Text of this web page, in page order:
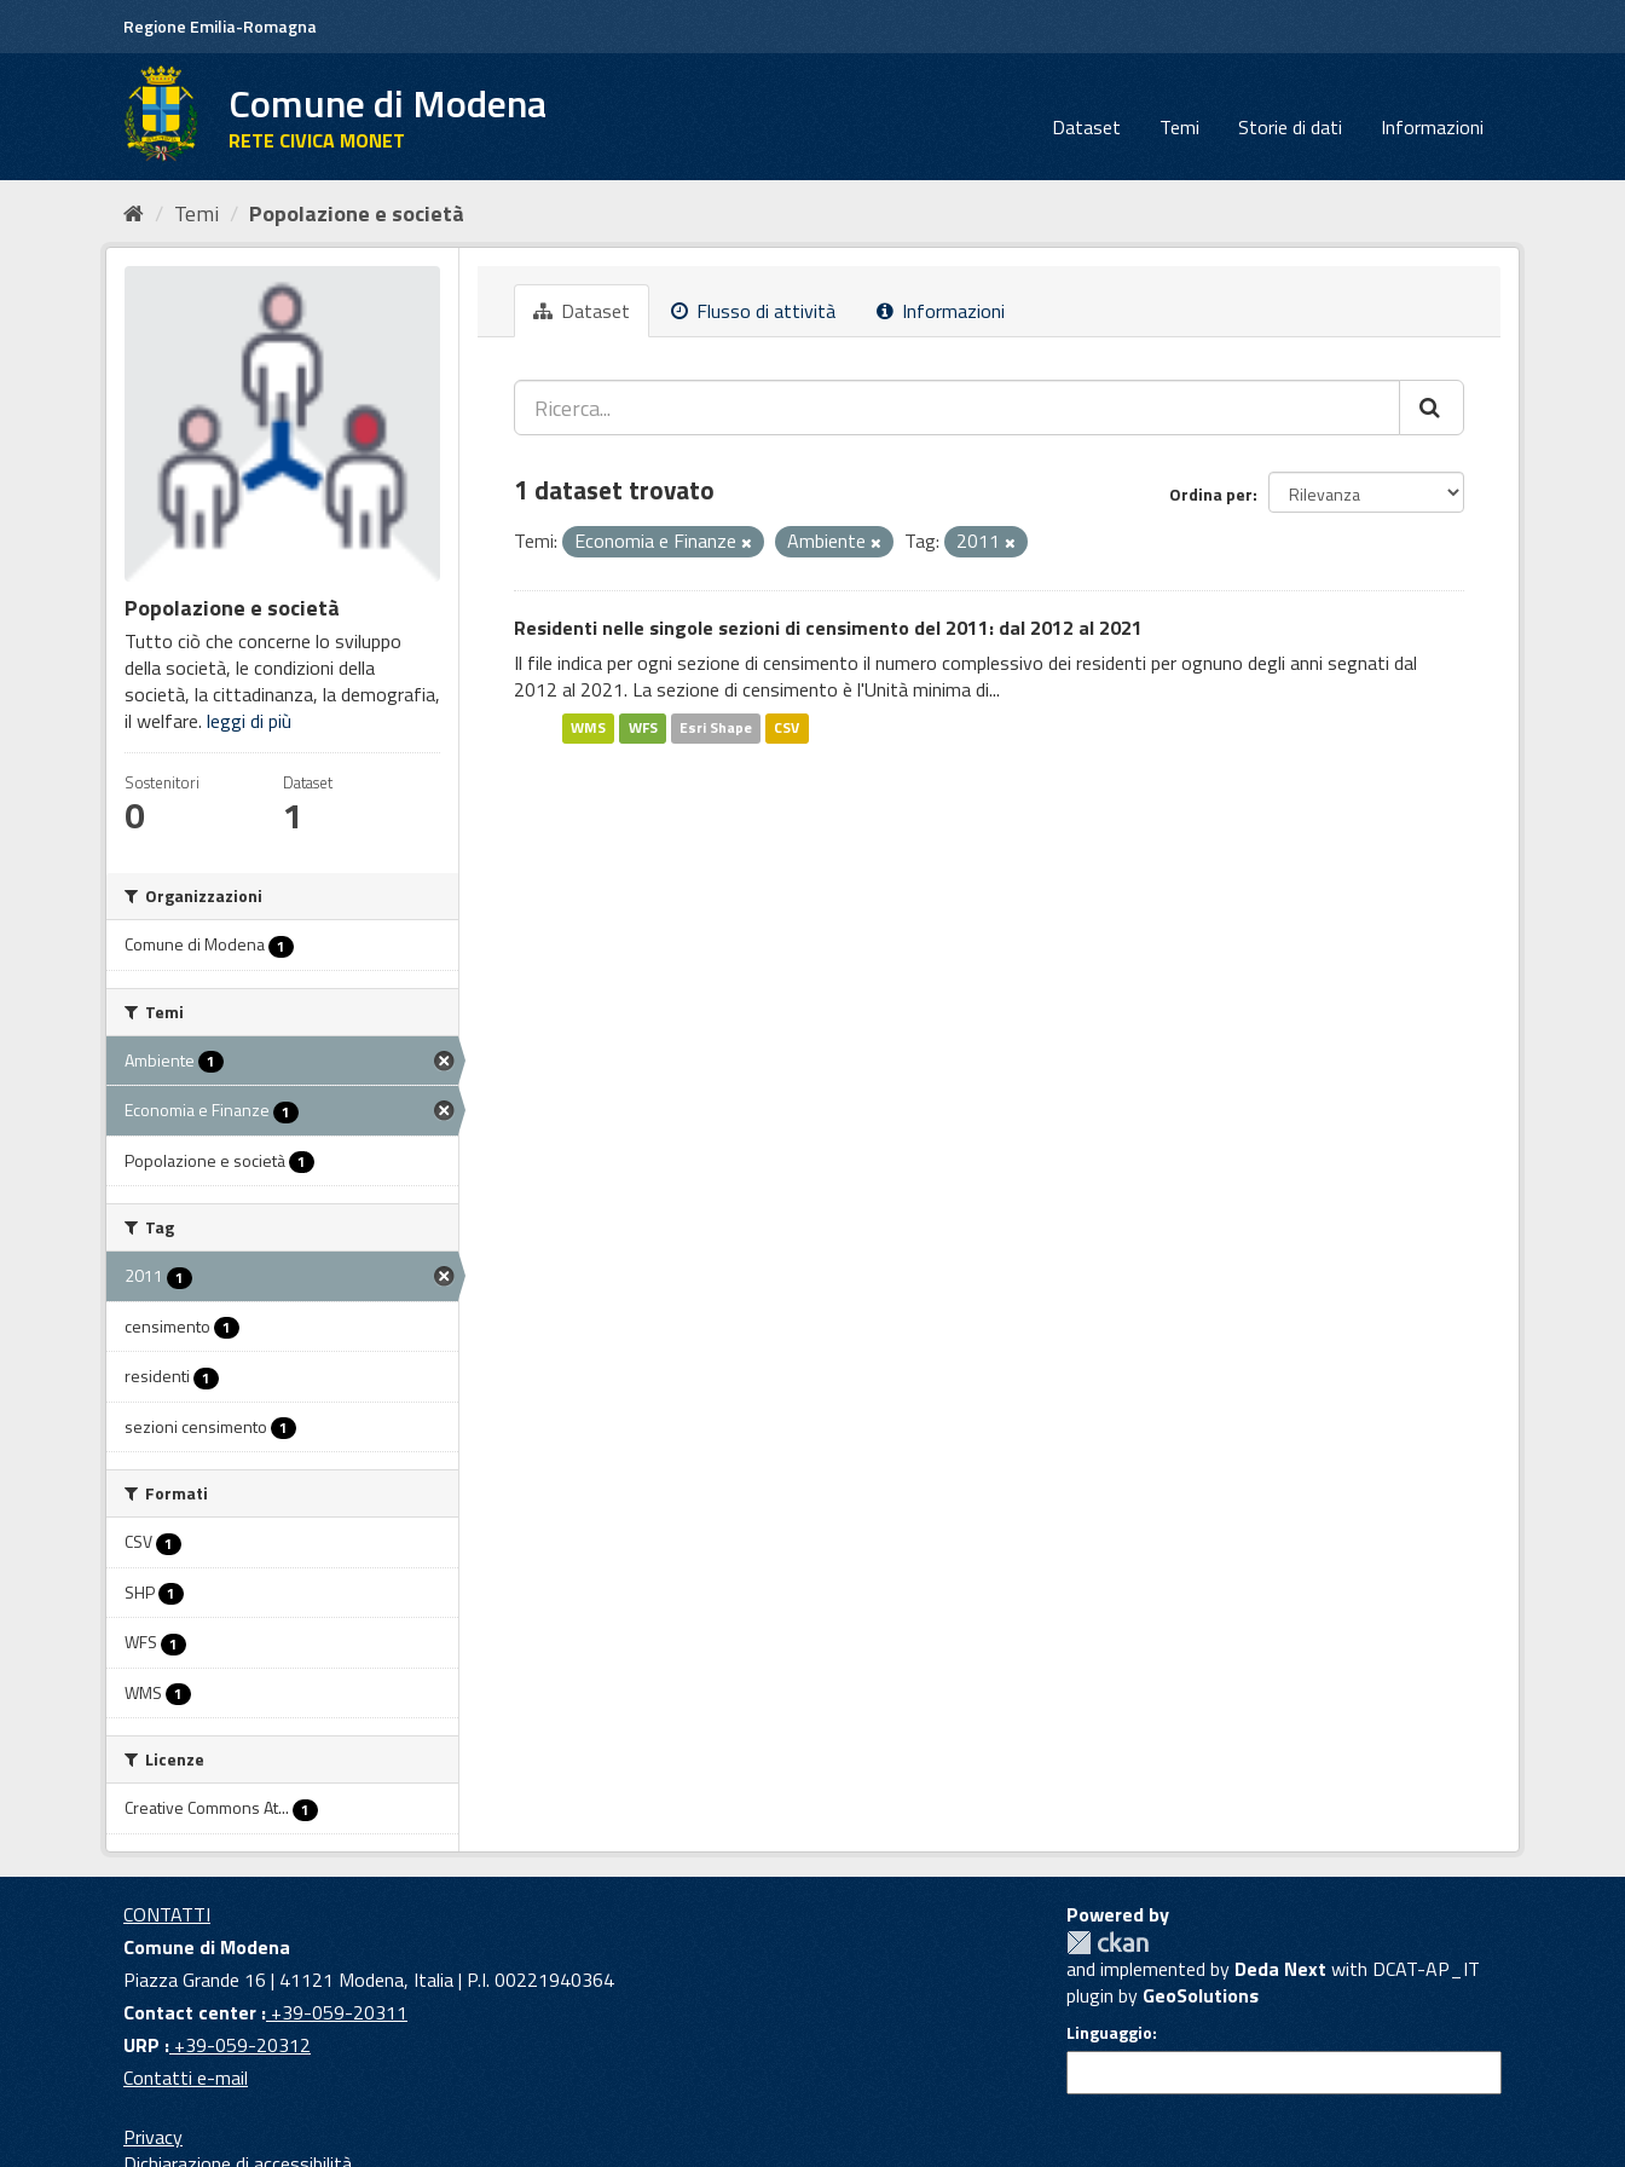
Regione Emilia-Romagna
Comune di Modena
RETE CIVICA MONET Dataset Temi Storie di dati Informazioni
Temi Popolazione e società
Popolazione e società
Tutto ciò che concerne lo sviluppo
della società, le condizioni della
società, la cittadinanza, la demografia,
il welfare. leggi di più
Sostenitori
0
Dataset
1
Organizzazioni
Comune di Modena 1
Temi
Ambiente 1
Economia e Finanze 1
Popolazione e società 1
Tag
2011
1
censimento 1
residenti 1
sezioni censimento 1
Formati
CSV 1
SHP 1
WFS 1
WMS 1
Licenze
Creative Commons At... 1
Dataset Flusso di attività Informazioni
Ordina per
1 dataset trovato
Temi: Economia e Finanze Ambiente Tag: 2011
Residenti nelle singole sezioni di censimento del 2011: dal 2012 al 2021
Il file indica per ogni sezione di censimento il numero complessivo dei residenti per ognuno degli anni segnati dal
2012 al 2021. La sezione di censimento è l'Unità minima di...
WMS WFS Esri Shape CSV
CONTATTI
Comune di Modena
Piazza Grande 16 | 41121 Modena, Italia | P.I. 00221940364
Contact center : +39-059-20311
URP : +39-059-20312
Contatti e-mail
Powered by
and implemented by Deda Next with DCAT-AP_IT
plugin by GeoSolutions
Linguaggio
Privacy